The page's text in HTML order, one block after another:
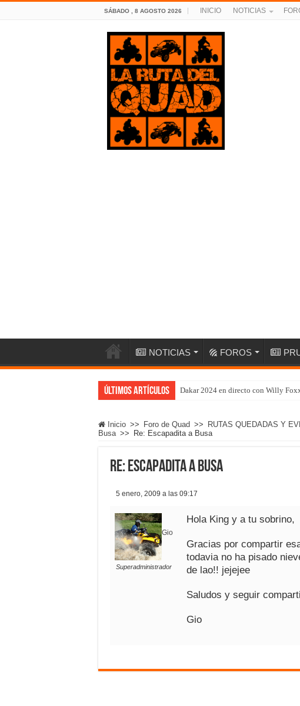
SÁBADO , 8 AGOSTO 2026 INICIO NOTICIAS
NOTICIAS FOROS
Últimos artículos Dakar 2024 en directo con Willy
Inicio >> Foro de Quad >> RUTAS QUEDADAS Y
Busa >> Re: Escapadita a Busa
Re: Escapadita a Busa
5 enero, 2009 a las 09:17
Gio
Superadministrador
Hola King y a tu sobrino,
Gracias por compartir
todavia no ha pisado
de lao!! jejejee
Saludos y seguir
Gio